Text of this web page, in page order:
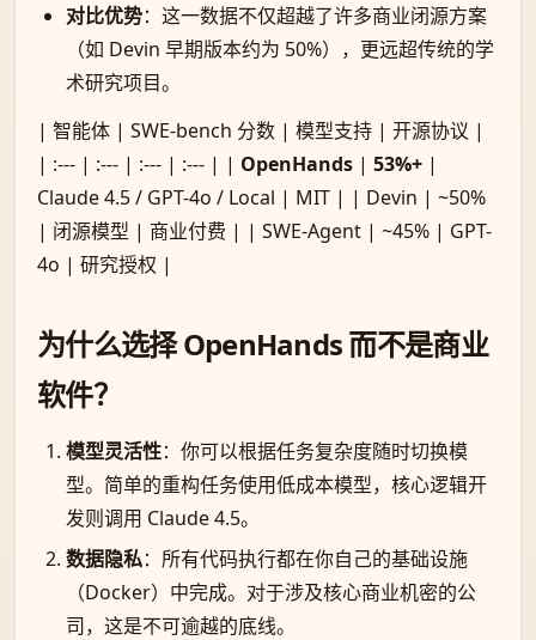
对比优势：这一数据不仅超越了许多商业闭源方案
（如 Devin 早期版本约为 50%），更远超传统的学
术研究项目。
| 智能体 | SWE-bench 分数 | 模型支持 | 开源协议 |
| :--- | :--- | :--- | :--- | | OpenHands | 53%+ |
Claude 4.5 / GPT-4o / Local | MIT | | Devin | ~50%
| 闭源模型 | 商业付费 | | SWE-Agent | ~45% | GPT-
4o | 研究授权 |
为什么选择 OpenHands 而不是商业
软件？
模型灵活性：你可以根据任务复杂度随时切换模
型。简单的重构任务使用低成本模型，核心逻辑开
发则调用 Claude 4.5。
数据隐私：所有代码执行都在你自己的基础设施
（Docker）中完成。对于涉及核心商业机密的公
司，这是不可逾越的底线。